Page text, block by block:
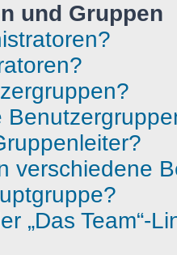
und Gruppen
verschiedene
„Das Team“-